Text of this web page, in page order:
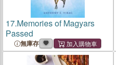
17.Memories of Magyars
Passed
無庫存